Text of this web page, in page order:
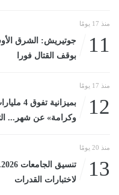
منذ 17 يومًا
11
جوتيريش: الشرق
بوقف القتال فورا
منذ 17 يومًا
12
وكرامة» عن شهر... الثلاثاء، 14 يوليو
منذ 20 يومًا
13
لاختبارات القدرات